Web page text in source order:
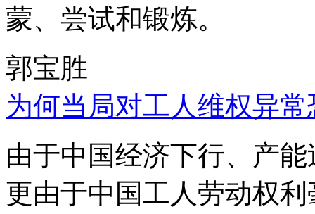
蒙、尝试和锻炼。
郭宝胜
为何当局对工人维权异
由于中国经济下行、产
更由于中国工人劳动权